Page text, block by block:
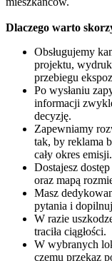
Dlaczego warto
Obsługujemy
projektu,
przebiegu
Po wysłaniu
informacji
decyzję.
Zapewniamy
tak, by reklama
cały okres emisji.
Dostajesz
oraz mapą
Masz
pytania i
W razie
traciła ciągłości.
W wybranych
czemu przekaz